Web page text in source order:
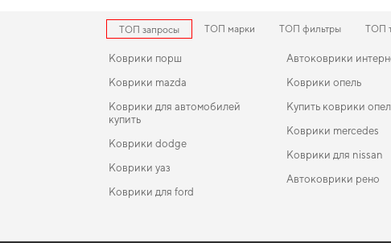
ТОП запросы ТОП марки ТОП фильтры ТОП
Коврики порш
Коврики mazda
Коврики для автомобилей
купить
Коврики dodge
Коврики уаз
Коврики для ford
Автоковрики
Коврики опель
Купить коврики
Коврики mercedes
Коврики для nissan
Автоковрики рено